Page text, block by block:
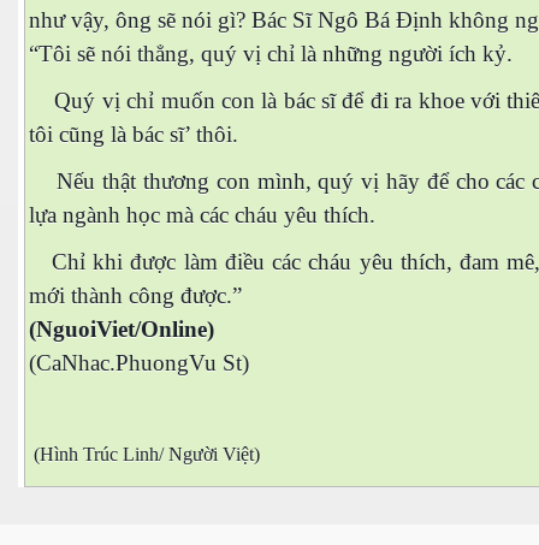
như vậy, ông sẽ nói gì? Bác Sĩ Ngô Bá Định không
“Tôi sẽ nói thẳng, quý vị chỉ là những người ích kỷ.
Quý vị chỉ muốn con là bác sĩ để đi ra khoe với
tôi cũng là bác sĩ’ thôi.
Nếu thật thương con mình, quý vị hãy để cho các
lựa ngành học mà các cháu yêu thích.
Chỉ khi được làm điều các cháu yêu thích, đam
mới thành công được.”
(NguoiViet/Online)
(CaNhac.PhuongVu St)
(Hình Trúc Linh/ Người Việt)